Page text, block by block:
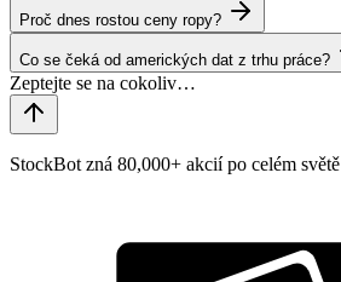
Proč dnes rostou ceny ropy?
Co se čeká od amerických dat z trhu práce?
StockBot zná 80,000+ akcií po celém světě